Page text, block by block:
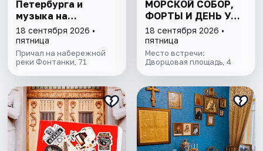
Петербурга и
музыка на
теплоходе
18 сентября 2026 •
пятница
Причал на набережной
реки Фонтанки, 71
МОРСКОЙ СОБОР,
ФОРТЫ И ДЕНЬ У
ФИНСКОГО ЗАЛИВА.
ВСЁ ВКЛЮЧЕНО
18 сентября 2026 •
пятница
Место встречи:
Дворцовая площадь, 4